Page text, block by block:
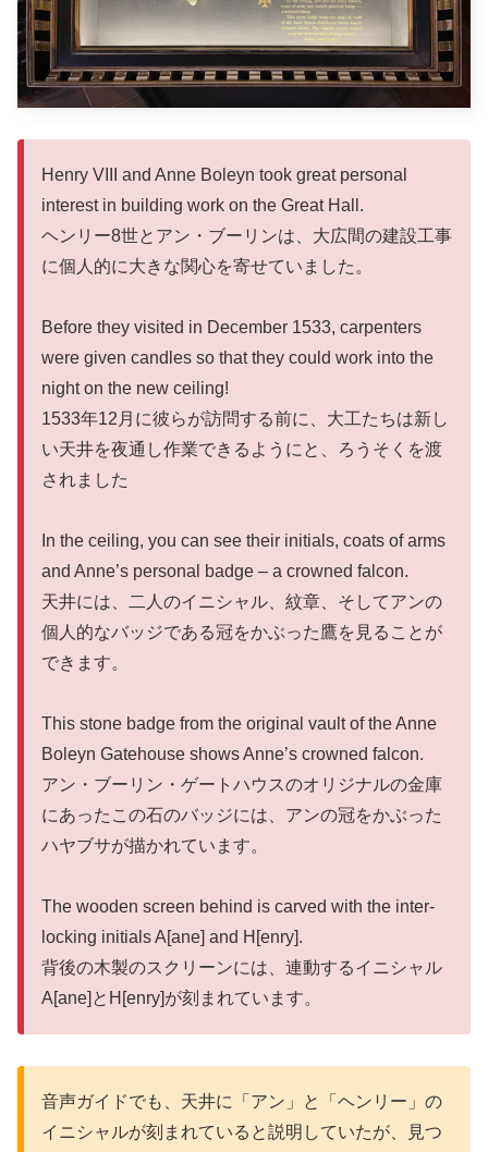
Henry VIII and Anne Boleyn took great personal
interest in building work on the Great Hall.
ヘンリー8世とアン・ブーリンは、大広間の建設工事
に個人的に大きな関心を寄せていました。
Before they visited in December 1533, carpenters
were given candles so that they could work into the
night on the new ceiling!
1533年12月に彼らが訪問する前に、大工たちは新し
い天井を夜通し作業できるようにと、ろうそくを渡
されました
In the ceiling, you can see their initials, coats of arms
and Anne’s personal badge – a crowned falcon.
天井には、二人のイニシャル、紋章、そしてアンの
個人的なバッジである冠をかぶった鷹を見ることが
できます。
This stone badge from the original vault of the Anne
Boleyn Gatehouse shows Anne’s crowned falcon.
アン・ブーリン・ゲートハウスのオリジナルの金庫
にあったこの石のバッジには、アンの冠をかぶった
ハヤブサが描かれています。
The wooden screen behind is carved with the inter-
locking initials A[ane] and H[enry].
背後の木製のスクリーンには、連動するイニシャル
A[ane]とH[enry]が刻まれています。
音声ガイドでも、天井に「アン」と「ヘンリー」の
イニシャルが刻まれていると説明していたが、見つ